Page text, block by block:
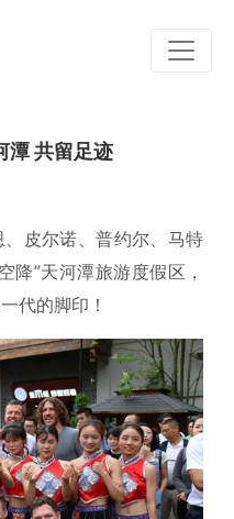
潭 共留足迹
皮尔诺、普约尔、马特
降”天河潭旅游度假区，
代的脚印！